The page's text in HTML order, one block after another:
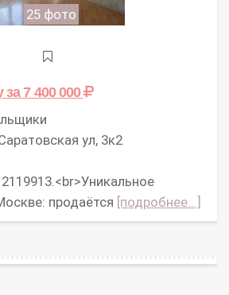
25 фото
за 7 400 000
ул, 3к2
продаётся [подробнее...]